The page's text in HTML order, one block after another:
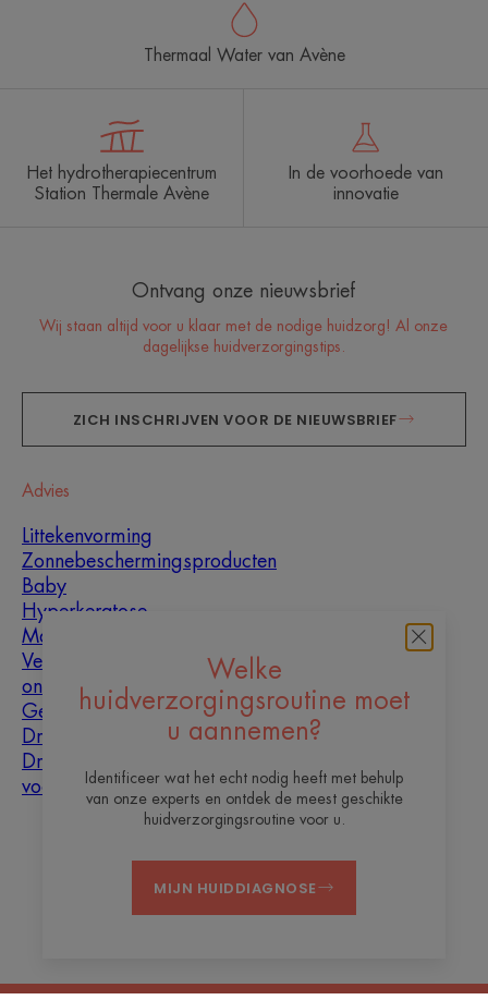
Welke
huidverzorgingsroutine moet
u aannemen?
Identificeer wat het echt nodig heeft met behulp
van onze experts en ontdek de meest geschikte
huidverzorgingsroutine voor u.
MIJN HUIDDIAGNOSE
Thermaal Water van Avène
Het hydrotherapiecentrum
Station Thermale Avène
In de voorhoede van
innovatie
Ontvang onze nieuwsbrief
Wij staan altijd voor u klaar met de nodige huidzorg! Al onze
dagelijkse huidverzorgingstips.
ZICH INSCHRIJVEN VOOR DE NIEUWSBRIEF
Advies
Littekenvorming
Zonnebeschermingsproducten
Baby
Hyperkeratose
Mannen
Vette huid met
oneffenheden
Gemengde huid
Droge huid
Droogheid en
vochtarme huid
Contact Veelgestelde vragen